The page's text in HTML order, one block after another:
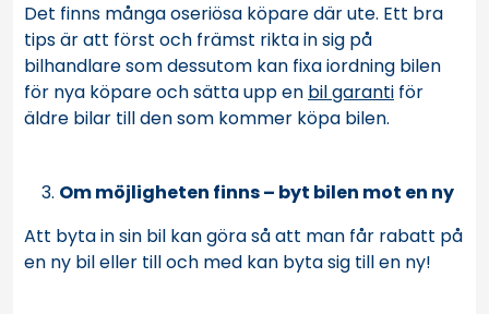
Det finns många oseriösa köpare där ute. Ett bra
tips är att först och främst rikta in sig på
bilhandlare som dessutom kan fixa iordning bilen
för nya köpare och sätta upp en bil garanti för
äldre bilar till den som kommer köpa bilen.
Om möjligheten finns – byt bilen mot en ny
Att byta in sin bil kan göra så att man får rabatt på
en ny bil eller till och med kan byta sig till en ny!